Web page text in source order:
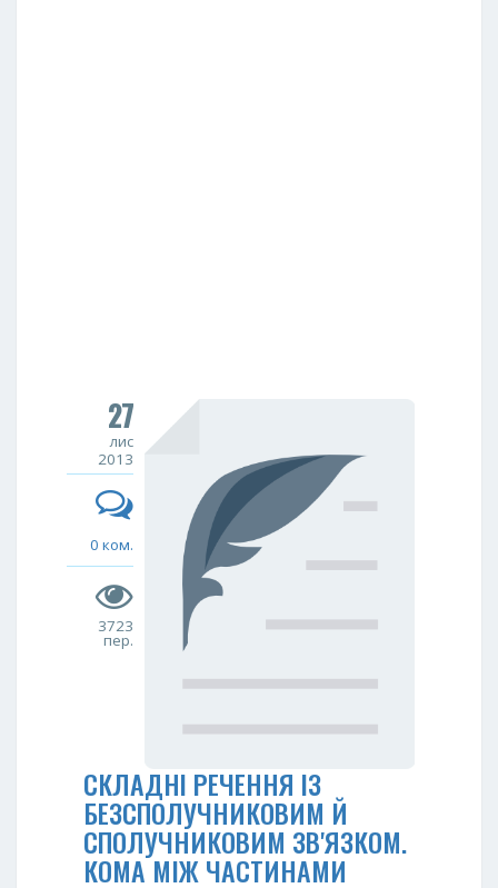
27
лис
2013
0 ком.
3723
пер.
СКЛАДНІ РЕЧЕННЯ ІЗ
БЕЗСПОЛУЧНИКОВИМ Й
СПОЛУЧНИКOВИМ ЗВ'ЯЗКОМ.
КОМА МIЖ ЧАСТИНАМИ